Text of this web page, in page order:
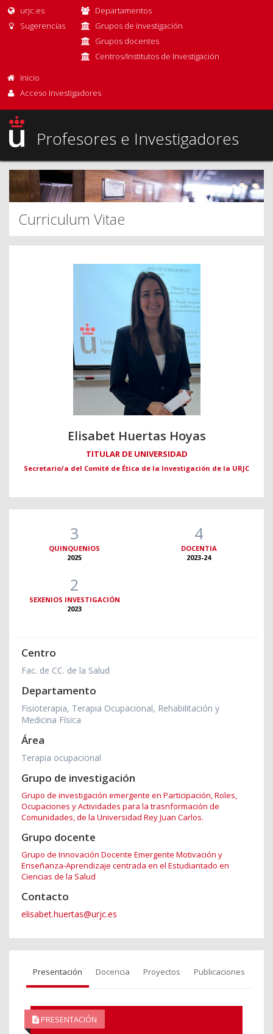
urjc.es
Sugerencias
Departamentos
Grupos de investigación
Grupos docentes
Centros/Institutos de Investigación
Inicio
Acceso Investigadores
Profesores e Investigadores
Curriculum Vitae
Elisabet Huertas Hoyas
TITULAR DE UNIVERSIDAD
Secretario/a del Comité de Ética de la Investigación de la URJC
3
QUINQUENIOS
2025
4
DOCENTIA
2023-24
2
SEXENIOS INVESTIGACIÓN
2023
Centro
Fac. de CC. de la Salud
Departamento
Fisioterapia, Terapia Ocupacional, Rehabilitación y
Medicina Física
Área
Terapia ocupacional
Grupo de investigación
Grupo de investigación emergente en Participación, Roles,
Ocupaciones y Actividades para la trasnformación de
Comunidades, de la Universidad Rey Juan Carlos.
Grupo docente
Grupo de Innovación Docente Emergente Motivación y
Enseñanza-Aprendizaje centrada en el Estudiantado en
Ciencias de la Salud
Contacto
elisabet.huertas@urjc.es
Presentación Docencia Proyectos Publicaciones
PRESENTACIÓN